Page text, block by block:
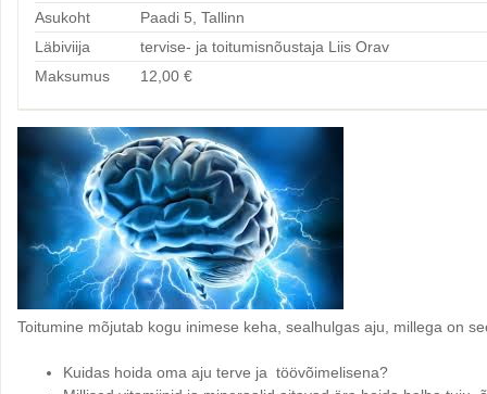
Asukoht
Paadi 5, Tallinn
Läbiviija
tervise- ja toitumisnõustaja Liis Orav
Maksumus
12,00 €
Toitumine mõjutab kogu inimese keha, sealhulgas aju, millega on
Kuidas hoida oma aju terve ja töövõimelisena?